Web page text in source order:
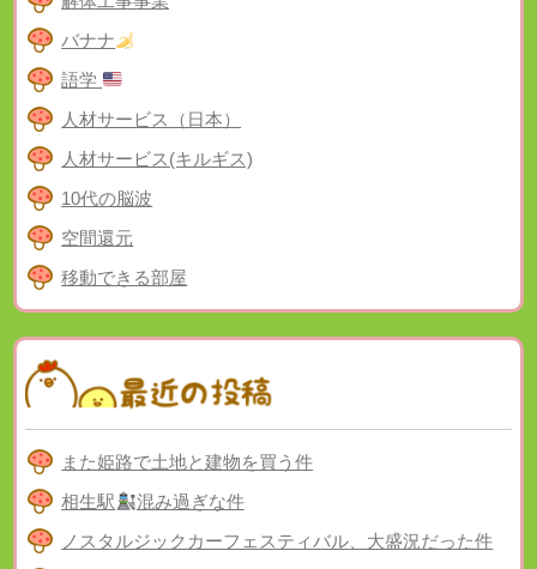
バナナ
語学
人材サービス（日本）
人材サービス(キルギス)
10代の脳波
空間還元
移動できる部屋
また姫路で土地と建物を買う件
相生駅
混み過ぎな件
ノスタルジックカーフェスティバル、大盛況だった件